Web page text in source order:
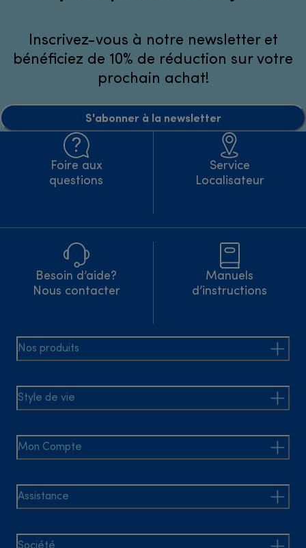
Inscrivez-vous à notre newsletter et
bénéficiez de 10% de réduction sur votre
prochain achat!
S'abonner à la newsletter
Foire aux
questions
Service
Localisateur
Besoin d’aide?
Nous contacter
Manuels
d’instructions
Nos produits
Style de vie
Mon Compte
Assistance